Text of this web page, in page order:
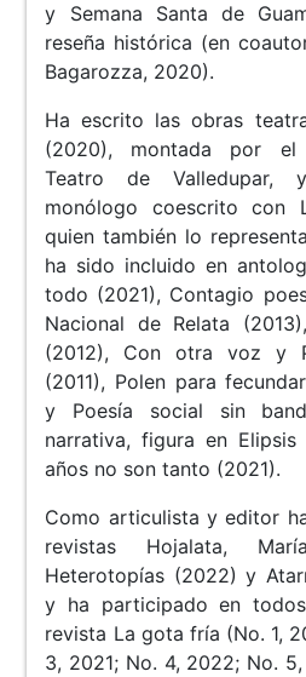
y Semana Santa de
reseña histórica (en
Bagarozza, 2020).
Ha escrito las obras
(2020), montada por el
Teatro de Valledupar,
monólogo coescrito con
quien también lo
ha sido incluido en
todo (2021), Contagio
Nacional de Relata
(2012), Con otra voz y
(2011), Polen para
y Poesía social sin
narrativa, figura en
años no son tanto (2021).
Como articulista y editor
revistas Hojalata,
Heterotopías (2022) y
y ha participado en
revista La gota fría (No. 1,
3, 2021; No. 4, 2022; No.